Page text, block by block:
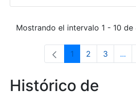
Mostrando el intervalo 1 - 10
Página
1 Página
2 Página
3 ...
Histórico de